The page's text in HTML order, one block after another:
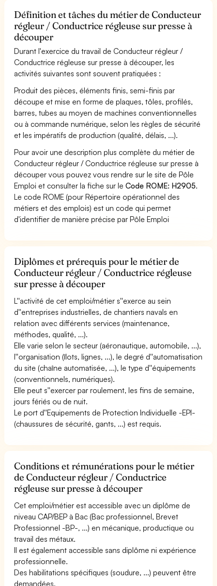
Définition et tâches du métier de Conducteur
régleur / Conductrice régleuse sur presse à
découper
Durant l'exercice du travail de Conducteur régleur /
Conductrice régleuse sur presse à découper, les
activités suivantes sont souvent pratiquées :
Produit des pièces, éléments finis, semi-finis par
découpe et mise en forme de plaques, tôles, profilés,
barres, tubes au moyen de machines conventionnelles
ou à commande numérique, selon les règles de sécurité
et les impératifs de production (qualité, délais, ...).
Pour avoir une description plus complète du métier de
Conducteur régleur / Conductrice régleuse sur presse à
découper vous pouvez vous rendre sur le site de Pôle
Emploi et consulter la fiche sur leCode ROME: H2905.
Le code ROME (pour Répertoire opérationnel des
métiers et des emplois) est un code qui permet
d'identifier de manière précise par Pôle Emploi
Diplômes et prérequis pour le métier de
Conducteur régleur / Conductrice régleuse
sur presse à découper
L''activité de cet emploi/métier s''exerce au sein
d''entreprises industrielles, de chantiers navals en
relation avec différents services (maintenance,
méthodes, qualité, ...).
Elle varie selon le secteur (aéronautique, automobile, ...),
l''organisation (îlots, lignes, ...), le degré d''automatisation
du site (chaîne automatisée, ...), le type d''équipements
(conventionnels, numériques).
Elle peut s''exercer par roulement, les fins de semaine,
jours fériés ou de nuit.
Le port d''Equipements de Protection Individuelle -EPI-
(chaussures de sécurité, gants, ...) est requis.
Conditions et rémunérations pour le métier
de Conducteur régleur / Conductrice
régleuse sur presse à découper
Cet emploi/métier est accessible avec un diplôme de
niveau CAP/BEP à Bac (Bac professionnel, Brevet
Professionnel -BP-, ...) en mécanique, productique ou
travail des métaux.
Il est également accessible sans diplôme ni expérience
professionnelle.
Des habilitations spécifiques (soudure, ...) peuvent être
demandées.